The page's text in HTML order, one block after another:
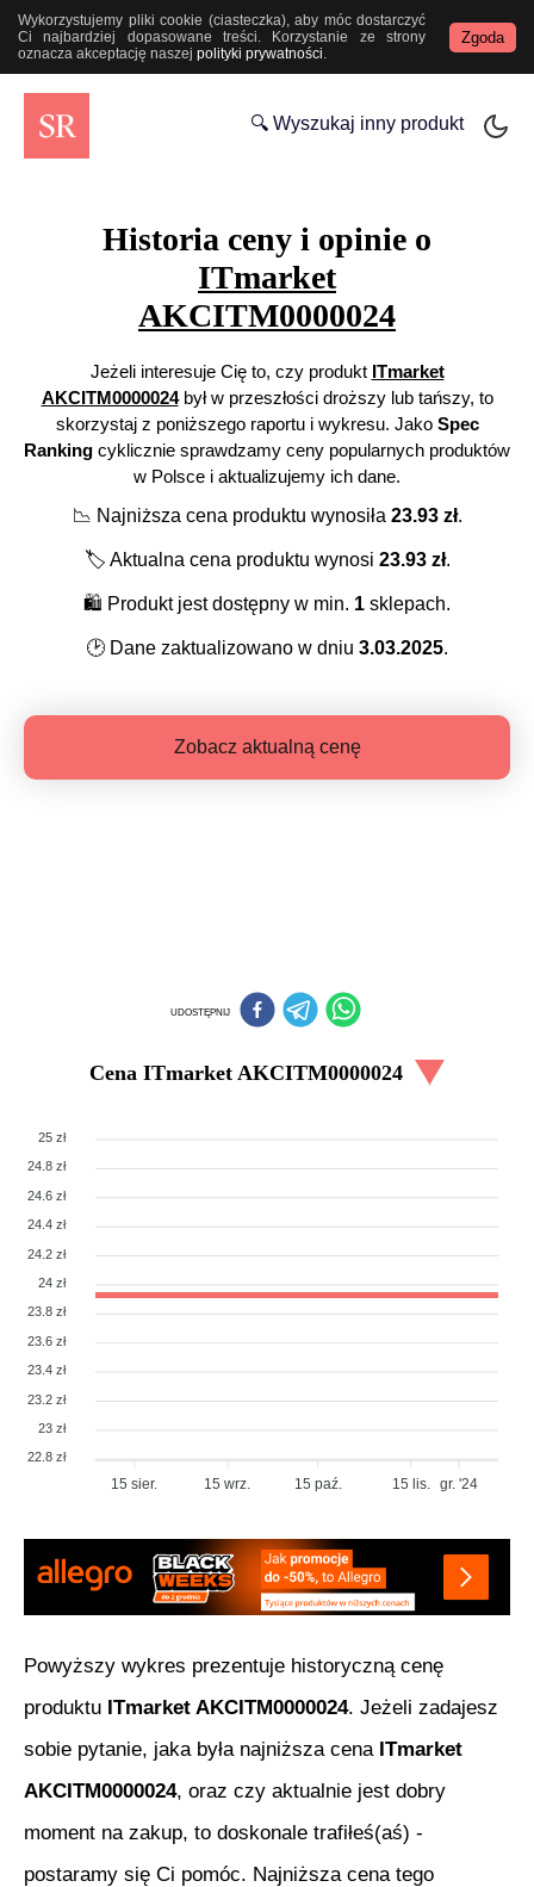
Wykorzystujemy pliki cookie (ciasteczka), aby móc dostarczyć
Ci najbardziej dopasowane treści. Korzystanie ze strony
oznacza akceptację naszej polityki prywatności.
Zgoda
🔍 Wyszukaj inny produkt
Historia ceny i opinie o
ITmarket
AKCITM0000024
Jeżeli interesuje Cię to, czy produkt ITmarket
AKCITM0000024był w przeszłości droższy lub tańszy, to
skorzystaj z poniższego raportu i wykresu. Jako Spec
Ranking cyklicznie sprawdzamy ceny popularnych produktów
w Polsce i aktualizujemy ich dane.
📉 Najniższa cena produktu wynosiła 23.93zł.
🏷️ Aktualna cena produktu wynosi 23.93zł.
🛍️ Produkt jest dostępny w min. 1 sklepach.
🕑 Dane zaktualizowano w dniu 3.03.2025.
Zobacz aktualną cenę
UDOSTĘPNIJ
Cena ITmarket AKCITM0000024
25 zł
24.8 zł
24.6 zł
24.4 zł
24.2 zł
24 zł
23.8 zł
23.6 zł
23.4 zł
23.2 zł
23 zł
22.8 zł
15 sier. 15 wrz. 15 paź. 15 lis. gr. '24
Powyższy wykres prezentuje historyczną cenę
produktu ITmarket AKCITM0000024. Jeżeli zadajesz
sobie pytanie, jaka była najniższa cena ITmarket
AKCITM0000024, oraz czy aktualnie jest dobry
moment na zakup, to doskonale trafiłeś(aś) -
postaramy się Ci pomóc. Najniższa cena tego